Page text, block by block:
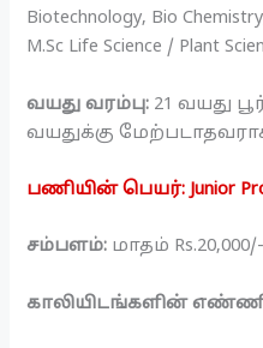
Biotechnology, Bio
M.Sc Life Science / Plant
வயது வரம்பு: 21 வயது
வயதுக்கு
பணியின் பெயர்: Junior
சம்பளம்: மாதம் Rs.20,000/-
காலியிடங்களின்